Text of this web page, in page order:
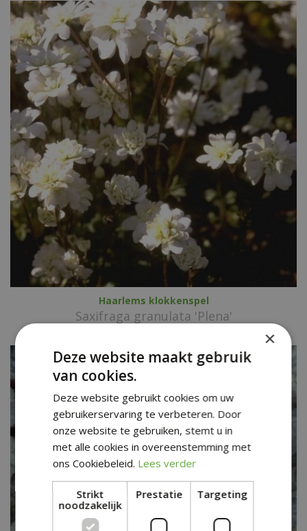
Haarlems klokkenspel
Saxifraga granulata 'Plena'
×
Deze website maakt gebruik
van cookies.
Deze website gebruikt cookies om uw
gebruikerservaring te verbeteren. Door
onze website te gebruiken, stemt u in
met alle cookies in overeenstemming met
ons Cookiebeleid. Lees verder
Strikt
noodzakelijk
Prestatie Targeting